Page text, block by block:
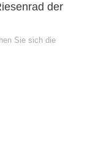
der
Sie sich die